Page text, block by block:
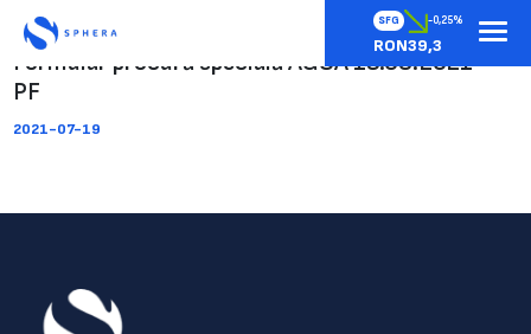
SFG -0,25%
RON39,3
Formular procură specială AGOA 19.08.2021 –
PF
2021-07-19